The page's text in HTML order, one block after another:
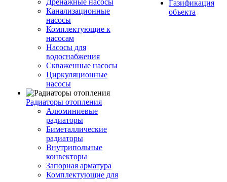
Дренажные насосы
Канализационные
насосы
Комплектующие к
насосам
Насосы для
водоснабжения
Скваженные насосы
Циркуляционные
насосы
Радиаторы отопления
Алюминиевые
радиаторы
Биметаллические
радиаторы
Внутрипольные
конвекторы
Запорная арматура
Комплектующие для
Газификация
объекта